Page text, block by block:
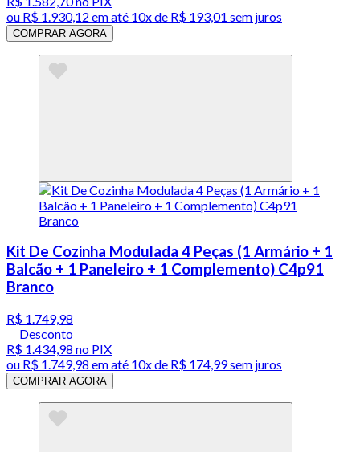
ou R$ 1.930,12 em até 10x de R$ 193,01 sem juros
COMPRAR AGORA
Kit De Cozinha Modulada 4 Peças (1 Armário + 1
Balcão + 1 Paneleiro + 1 Complemento) C4p91
Branco
R$ 1.749,98
Desconto
R$ 1.434,98 no PIX
ou R$ 1.749,98 em até 10x de R$ 174,99 sem juros
COMPRAR AGORA